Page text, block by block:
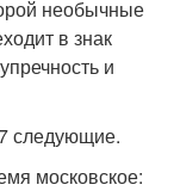
необычные
в знак
и
следующие.
московское: